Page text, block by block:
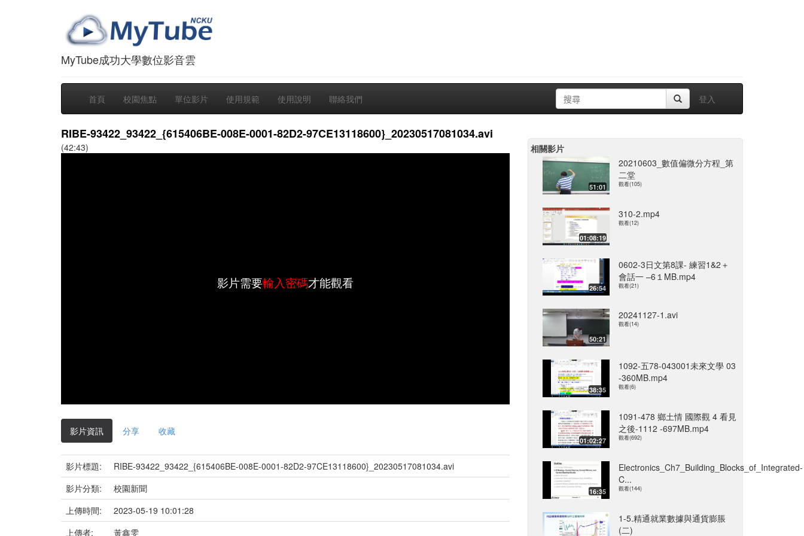
MyTube成功大學數位影音雲
首頁 校園焦點 單位影片 使用規範 使用說明 聯絡我們 登入
RIBE-93422_93422_{615406BE-008E-0001-82D2-97CE13118600}_20230517081034.avi
(42:43)
影片需要輸入密碼才能觀看
影片資訊 分享 收藏
影片標題:
RIBE-93422_93422_{615406BE-008E-0001-82D2-97CE13118600}_20230517081034.avi
影片分類:
校園新聞
上傳時間:
2023-05-19 10:01:28
上傳者:
黃鑫雯
相關影片
51:01
20210603_數值偏微分方程_第
二堂
觀看(105)
01:08:19
310-2.mp4
觀看(12)
26:54
0602-3日文第8課- 練習1&2＋
會話一 –6１MB.mp4
觀看(21)
50:21
20241127-1.avi
觀看(14)
38:35
1092-五78-043001未來文學 03
-360MB.mp4
觀看(6)
01:02:27
1091-478 鄉土情 國際觀 4 看見
之後-1112 -697MB.mp4
觀看(692)
16:35
Electronics_Ch7_Building_Blocks_of_Integrated-
C...
觀看(144)
1-5.精通就業數據與通貨膨脹
(二)